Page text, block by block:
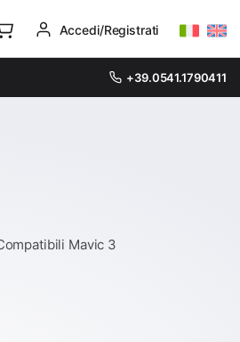
Accedi/Registrati
+39.0541.1790411
Mavic 3